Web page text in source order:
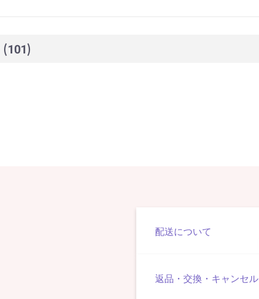
(101)
配送について
返品・交換・キャンセル